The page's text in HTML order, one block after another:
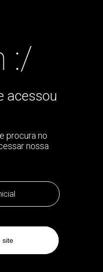
:/
acessou
procura no
nossa